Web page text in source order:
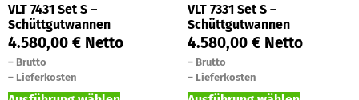
VLT 7431 Set S –
Schüttgutwannen
4.580,00 € Netto
– Brutto
– Lieferkosten
VLT 7331 Set S –
Schüttgutwannen
4.580,00 € Netto
– Brutto
– Lieferkosten